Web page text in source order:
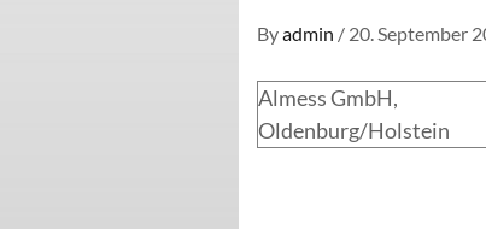
Byadmin / 20. September
Almess GmbH,
Oldenburg/Holstein